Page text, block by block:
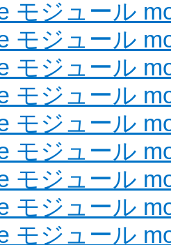
モジュール
モジュール
モジュール
モジュール
モジュール
モジュール
モジュール
モジュール
モジュール